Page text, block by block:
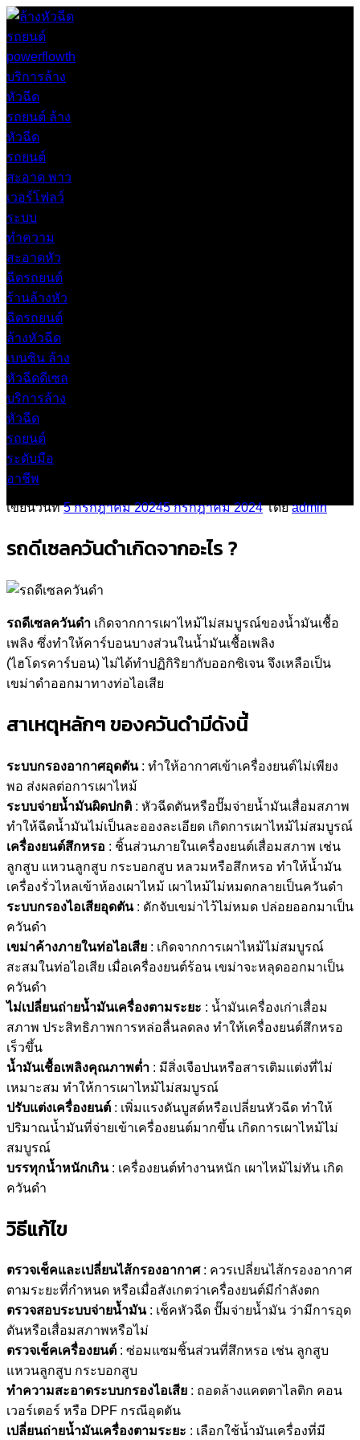
เขียนวันที่ 5 กรกฎาคม 20245 กรกฎาคม 2024โดยadmin
รถดีเซลควันดำเกิดจากอะไร ?
รถดีเซลควันดำ เกิดจากการเผาไหม้ไม่สมบูรณ์ของน้ำมันเชื้อ
เพลิง ซึ่งทำให้คาร์บอนบางส่วนในน้ำมันเชื้อเพลิง
(ไฮโดรคาร์บอน) ไม่ได้ทำปฏิกิริยากับออกซิเจน จึงเหลือเป็น
เขม่าดำออกมาทางท่อไอเสีย
สาเหตุหลักๆ ของควันดำมีดังนี้
ระบบกรองอากาศอุดตัน: ทำให้อากาศเข้าเครื่องยนต์ไม่เพียง
พอ ส่งผลต่อการเผาไหม้
ระบบจ่ายน้ำมันผิดปกติ : หัวฉีดตันหรือปั๊มจ่ายน้ำมันเสื่อมสภาพ
ทำให้ฉีดน้ำมันไม่เป็นละอองละเอียด เกิดการเผาไหม้ไม่สมบูรณ์
เครื่องยนต์สึกหรอ : ชิ้นส่วนภายในเครื่องยนต์เสื่อมสภาพ เช่น
ลูกสูบ แหวนลูกสูบ กระบอกสูบ หลวมหรือสึกหรอ ทำให้น้ำมัน
เครื่องรั่วไหลเข้าห้องเผาไหม้ เผาไหม้ไม่หมดกลายเป็นควันดำ
ระบบกรองไอเสียอุดตัน: ดักจับเขม่าไว้ไม่หมด ปล่อยออกมาเป็น
ควันดำ
เขม่าค้างภายในท่อไอเสีย : เกิดจากการเผาไหม้ไม่สมบูรณ์
สะสมในท่อไอเสีย เมื่อเครื่องยนต์ร้อน เขม่าจะหลุดออกมาเป็น
ควันดำ
ไม่เปลี่ยนถ่ายน้ำมันเครื่องตามระยะ : น้ำมันเครื่องเก่าเสื่อม
สภาพ ประสิทธิภาพการหล่อลื่นลดลง ทำให้เครื่องยนต์สึกหรอ
เร็วขึ้น
น้ำมันเชื้อเพลิงคุณภาพต่ำ : มีสิ่งเจือปนหรือสารเติมแต่งที่ไม่
เหมาะสม ทำให้การเผาไหม้ไม่สมบูรณ์
ปรับแต่งเครื่องยนต์ : เพิ่มแรงดันบูสต์หรือเปลี่ยนหัวฉีด ทำให้
ปริมาณน้ำมันที่จ่ายเข้าเครื่องยนต์มากขึ้น เกิดการเผาไหม้ไม่
สมบูรณ์
บรรทุกน้ำหนักเกิน: เครื่องยนต์ทำงานหนัก เผาไหม้ไม่ทัน เกิด
ควันดำ
วิธีแก้ไข
ตรวจเช็คและเปลี่ยนไส้กรองอากาศ: ควรเปลี่ยนไส้กรองอากาศ
ตามระยะที่กำหนด หรือเมื่อสังเกตว่าเครื่องยนต์มีกำลังตก
ตรวจสอบระบบจ่ายน้ำมัน: เช็คหัวฉีด ปั๊มจ่ายน้ำมัน ว่ามีการอุด
ตันหรือเสื่อมสภาพหรือไม่
ตรวจเช็คเครื่องยนต์ : ซ่อมแซมชิ้นส่วนที่สึกหรอ เช่น ลูกสูบ
แหวนลูกสูบ กระบอกสูบ
ทำความสะอาดระบบกรองไอเสีย : ถอดล้างแคตตาไลติก คอน
เวอร์เตอร์ หรือ DPF กรณีอุดตัน
เปลี่ยนถ่ายน้ำมันเครื่องตามระยะ : เลือกใช้น้ำมันเครื่องที่มี